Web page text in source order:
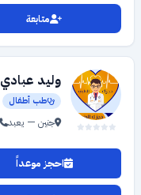
متابعة
وليد عبادي
طب أطفال
جنين — يعبد
احجز موعداً